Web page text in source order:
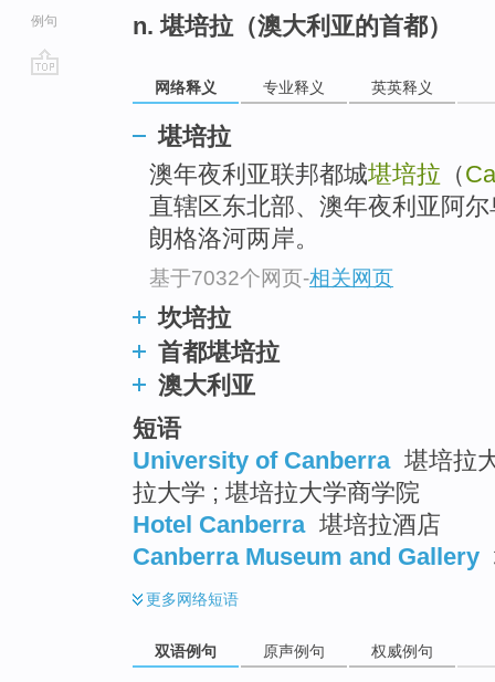
例句
n. 堪培拉（澳大利亚的首都）
网络释义 专业释义 英英释义
堪培拉
澳年夜利亚联邦都城堪培拉 （
直辖区东北部、澳年夜利亚阿
朗格洛河两岸。
基于7032个网页-相关网页
坎培拉
首都堪培拉
澳大利亚
短语
University of Canberra 堪培拉
拉大学 ; 堪培拉大学商学院
Hotel Canberra 堪培拉酒店
Canberra Museum and Gallery
更多网络短语
双语例句 原声例句 权威例句